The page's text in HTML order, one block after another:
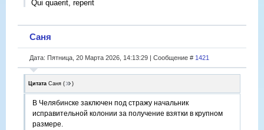
Qui quaerit, reperit
Саня
Дата: Пятница, 20 Марта 2026, 14:13:29 | Сообщение # 1421
Цитата Саня ( )
В Челябинске заключен под стражу начальник
исправительной колонии за получение взятки в крупном
размере.